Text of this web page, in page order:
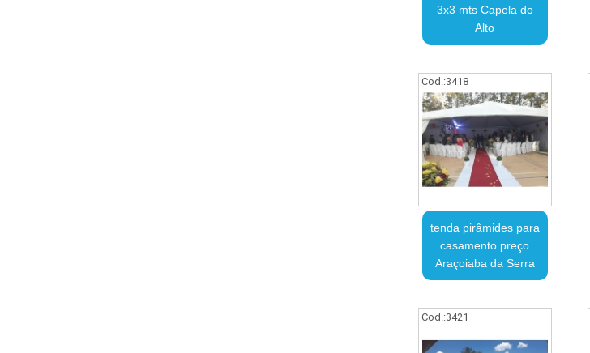
3x3 mts Capela do
Alto
Cod.:3418
tenda pirâmides para
casamento preço
Araçoiaba da Serra
Cod.:3421